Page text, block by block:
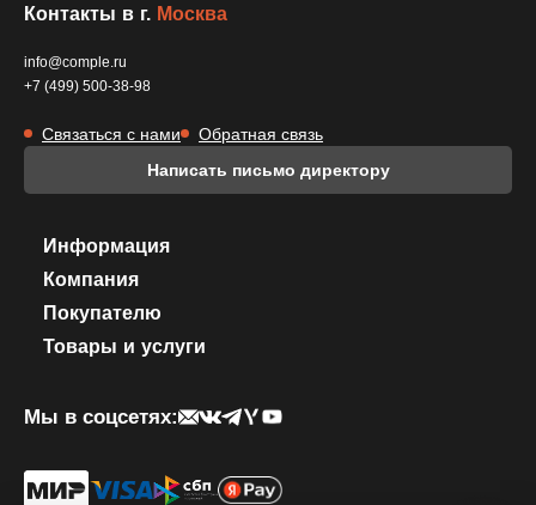
Написать письмо директору
Информация
Компания
Покупателю
Товары и услуги
Контакты в г. Москва
info@comple.ru
+7 (499) 500-38-98
Связаться с нами Обратная связь
Мы в соцсетях: